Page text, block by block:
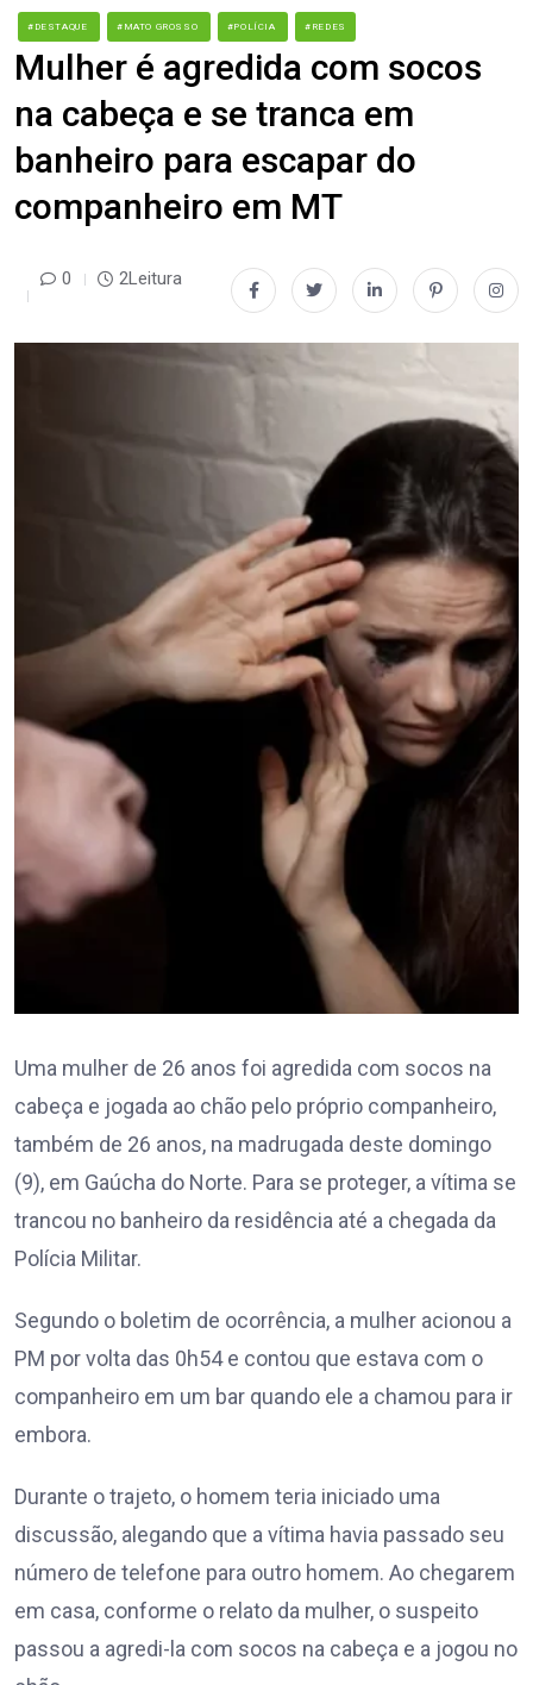
#DESTAQUE #MATO GROSSO #POLÍCIA #REDES
Mulher é agredida com socos
na cabeça e se tranca em
banheiro para escapar do
companheiro em MT
0 2Leitura
Uma mulher de 26 anos foi agredida com socos na
cabeça e jogada ao chão pelo próprio companheiro,
também de 26 anos, na madrugada deste domingo
(9), em Gaúcha do Norte. Para se proteger, a vítima se
trancou no banheiro da residência até a chegada da
Polícia Militar.
Segundo o boletim de ocorrência, a mulher acionou a
PM por volta das 0h54 e contou que estava com o
companheiro em um bar quando ele a chamou para ir
embora.
Durante o trajeto, o homem teria iniciado uma
discussão, alegando que a vítima havia passado seu
número de telefone para outro homem. Ao chegarem
em casa, conforme o relato da mulher, o suspeito
passou a agredi-la com socos na cabeça e a jogou no